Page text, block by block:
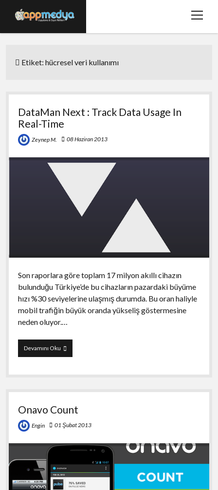
menüyü
Hakkımızda
twitterfacebook
Etiket:hücresel veri kullanımı
DataMan Next : Track Data Usage In
Real-Time
Zeynep M. 08 Haziran 2013
Son raporlara göre toplam 17 milyon akıllı cihazın
bulunduğu Türkiye’de bu cihazların pazardaki büyüme
hızı %30 seviyelerine ulaşmış durumda. Bu oran haliyle
mobil trafiğin büyük oranda yükseliş göstermesine
neden oluyor.…
Devamını OkuDataMan
Next
Track
Usage
Real-
Onavo Count
Engin 01 Şubat 2013